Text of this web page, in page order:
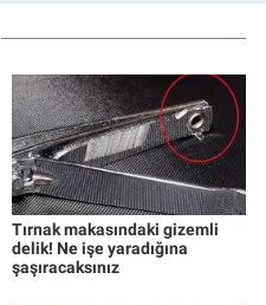
Tırnak makasındaki gizemli
delik! Ne işe yaradığına
şaşıracaksınız